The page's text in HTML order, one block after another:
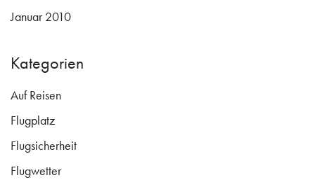
Januar 2010
Kategorien
Auf Reisen
Flugplatz
Flugsicherheit
Flugwetter